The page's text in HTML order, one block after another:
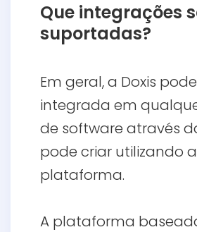
Que integrações
suportadas?
Em geral, a Doxis
integrada em
de software através
pode criar utilizando a
plataforma.
A plataforma